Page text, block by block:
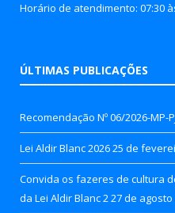
Horário de atendimento: 07:30
ÚLTIMAS PUBLICAÇÕES
Recomendação Nº 06/2026-MP-
Lei Aldir Blanc 202625 de
Convida os fazeres de cultura
da Lei Aldir Blanc 227 de agosto